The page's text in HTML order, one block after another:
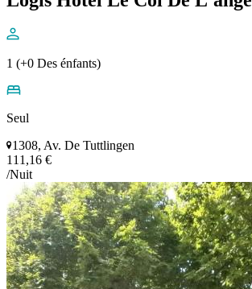
1 (+0 Des énfants)
Seul
1308, Av. De Tuttlingen
111,16 €
/Nuit